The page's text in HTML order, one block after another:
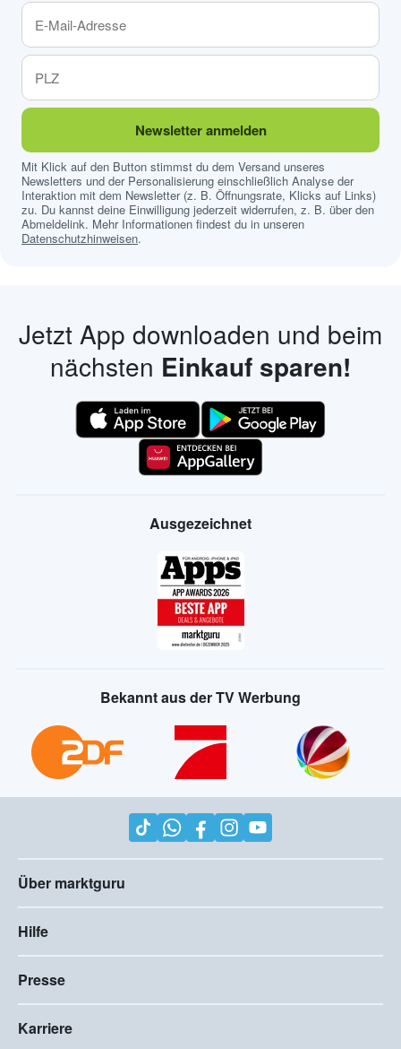
Newsletter anmelden
Mit Klick auf den Button stimmst du dem Versand unseres
Newsletters und der Personalisierung einschließlich Analyse der
Interaktion mit dem Newsletter (z. B. Öffnungsrate, Klicks auf Links)
zu. Du kannst deine Einwilligung jederzeit widerrufen, z. B. über den
Abmeldelink. Mehr Informationen findest du in unseren
Datenschutzhinweisen.
Jetzt App downloaden und beim
nächsten Einkauf sparen!
Ausgezeichnet
Bekannt aus der TV Werbung
Über marktguru
Hilfe
Presse
Karriere